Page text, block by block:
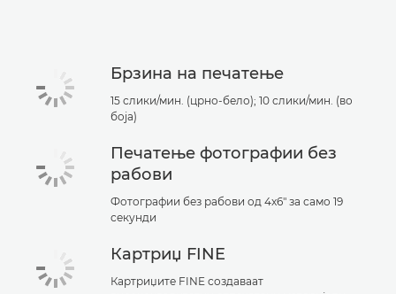
Брзина на печатење
15 слики/мин. (црно-бело); 10 слики/мин. (во
боја)
Печатење фотографии без
рабови
Фотографии без рабови од 4x6" за само 19
секунди
Картриџ FINE
Картриџите FINE создаваат